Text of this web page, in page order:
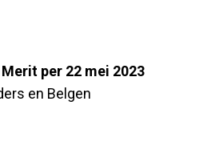
per 22 mei 2023
en Belgen